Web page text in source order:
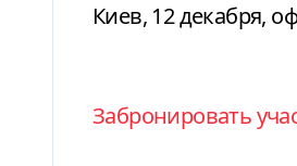
Киев, 12 декабря,
Забронировать